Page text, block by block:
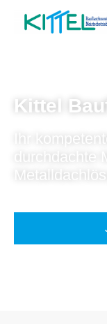
Kittel
Ihr
durchdachte